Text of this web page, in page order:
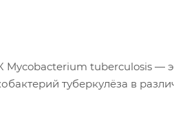
tuberculosis —
туберкулёза в